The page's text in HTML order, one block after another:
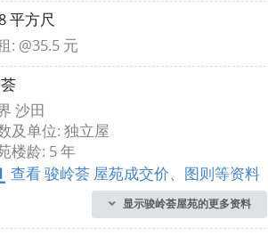
平方尺
: @35.5 元
沙田
及单位: 独立屋
楼龄: 5 年
查看 骏岭荟 屋苑成交价、图则等资料
显示骏岭荟屋苑的更多资料